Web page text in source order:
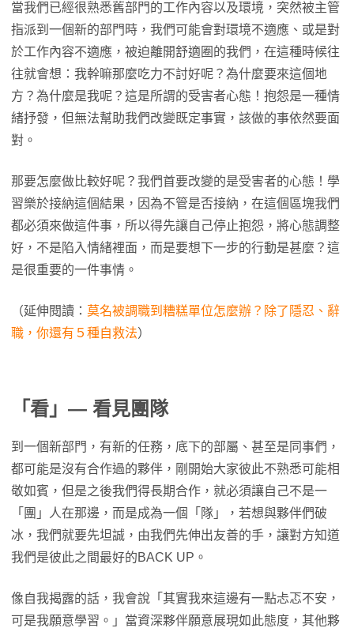
當我們已經很熟悉舊部門的工作內容以及環境，突然被主管
指派到一個新的部門時，我們可能會對環境不適應、或是對
於工作內容不適應，被迫離開舒適圈的我們，在這種時候往
往就會想：我幹嘛那麼吃力不討好呢？為什麼要來這個地
方？為什麼是我呢？這是所謂的受害者心態！抱怨是一種情
緒抒發，但無法幫助我們改變既定事實，該做的事依然要面
對。
那要怎麼做比較好呢？我們首要改變的是受害者的心態！學
習樂於接納這個結果，因為不管是否接納，在這個區塊我們
都必須來做這件事，所以得先讓自己停止抱怨，將心態調整
好，不是陷入情緒裡面，而是要想下一步的行動是甚麼？這
是很重要的一件事情。
（延伸閱讀： 莫名被調職到糟糕單位怎麼辦？除了隱忍、辭
職，你還有５種自救法）
「看」— 看見團隊
到一個新部門，有新的任務，底下的部屬、甚至是同事們，
都可能是沒有合作過的夥伴，剛開始大家彼此不熟悉可能相
敬如賓，但是之後我們得長期合作，就必須讓自己不是一
「團」人在那邊，而是成為一個「隊」，若想與夥伴們破
冰，我們就要先坦誠，由我們先伸出友善的手，讓對方知道
我們是彼此之間最好的BACK UP。
像自我揭露的話，我會說「其實我來這邊有一點忐忑不安，
可是我願意學習。」當資深夥伴願意展現如此態度，其他夥